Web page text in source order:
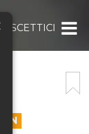
SCETTICI